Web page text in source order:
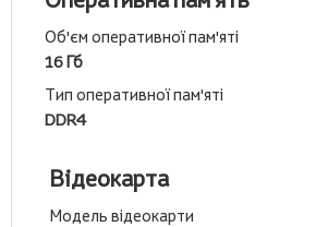
Об'єм оперативної пам'яті
16 Гб
Тип оперативної пам'яті
DDR4
Відеокарта
Модель відеокарти